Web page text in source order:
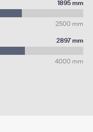
1895 mm
2500 mm
2897 mm
4000 mm